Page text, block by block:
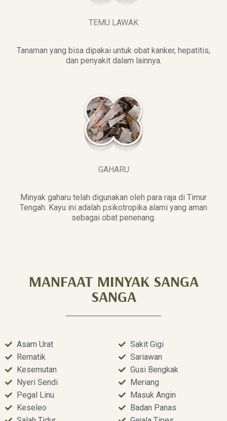
TEMU LAWAK
Tanaman yang bisa dipakai untuk obat kanker, hepatitis,
dan penyakit dalam lainnya.
GAHARU
Minyak gaharu telah digunakan oleh para raja di Timur
Tengah. Kayu ini adalah psikotropika alami yang aman
sebagai obat penenang.
MANFAAT MINYAK SANGA
SANGA
Asam Urat
Rematik
Kesemutan
Nyeri Sendi
Pegal Linu
Keseleo
Sakit Gigi
Sariawan
Gusi Bengkak
Meriang
Masuk Angin
Badan Panas